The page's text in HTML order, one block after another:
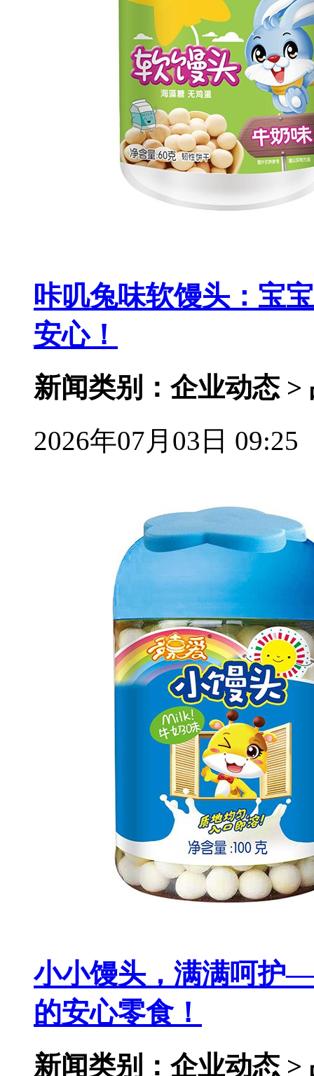
咔叽兔味软馒头：宝
安心！
新闻类别：企业动态 >
2026年07月03日 09:25
小小馒头，满满呵护
的安心零食！
新闻类别：企业动态 >